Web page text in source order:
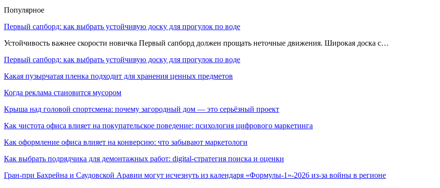
Популярное
Первый сапборд: как выбрать устойчивую доску для прогулок по воде
Устойчивость важнее скорости новичка Первый сапборд должен прощать неточные движения. Широкая доска с…
Первый сапборд: как выбрать устойчивую доску для прогулок по воде
Какая пузырчатая пленка подходит для хранения ценных предметов
Когда реклама становится мусором
Крыша над головой спортсмена: почему загородный дом — это серьёзный проект
Как чистота офиса влияет на покупательское поведение: психология цифрового маркетинга
Как оформление офиса влияет на конверсию: что забывают маркетологи
Как выбрать подрядчика для демонтажных работ: digital-стратегия поиска и оценки
Гран-при Бахрейна и Саудовской Аравии могут исчезнуть из календаря «Формулы-1»-2026 из-за войны в регионе